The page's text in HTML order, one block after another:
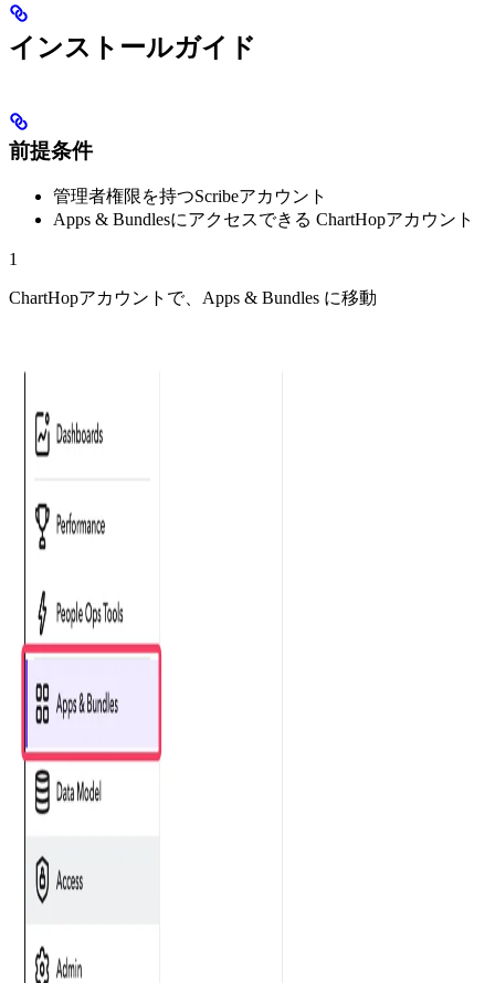
インストールガイド
前提条件
管理者権限を持つScribeアカウント
Apps & Bundlesにアクセスできる ChartHopアカウント
1
ChartHopアカウントで、Apps & Bundles に移動